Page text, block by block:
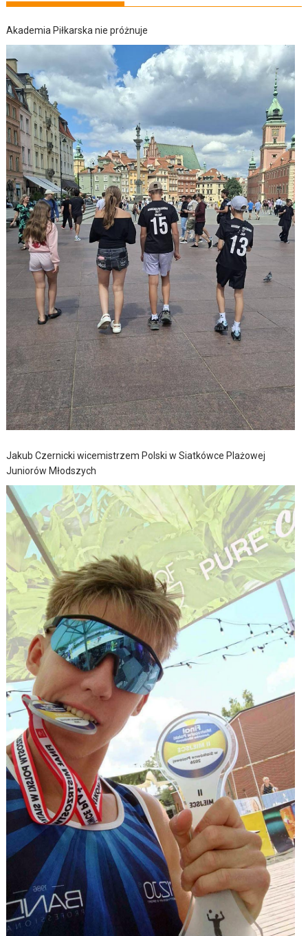
Akademia Piłkarska nie próżnuje
Jakub Czernicki wicemistrzem Polski w Siatkówce Plażowej
Juniorów Młodszych